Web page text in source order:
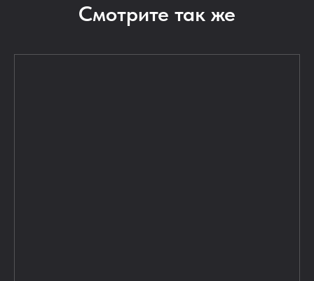
Смотрите так же